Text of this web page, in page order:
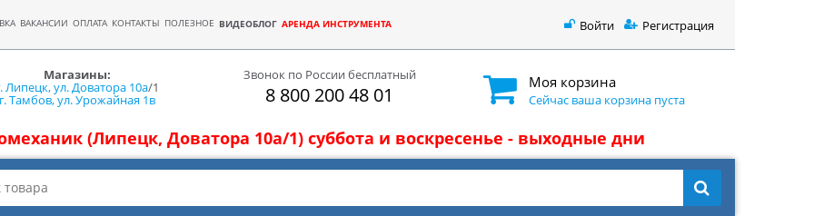
ВАКАНСИИ ОПЛАТА КОНТАКТЫ ПОЛЕЗНОЕ ВИДЕОБЛОГ АРЕНДА ИНСТРУМЕНТА Войти Регистрация
Магазины:
Липецк, ул. Доватора 10а/1
г. Тамбов, ул. Урожайная 1в
Звонок по России бесплатный
8 800 200 48 01
Моя корзина
Сейчас ваша корзина пуста
(Липецк, Доватора 10а/1) суббота и воскресенье - выходные дни